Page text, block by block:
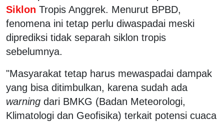
Siklon Tropis Anggrek. Menurut BPBD,
fenomena ini tetap perlu diwaspadai meski
diprediksi tidak separah siklon tropis
sebelumnya.
"Masyarakat tetap harus mewaspadai dampak
yang bisa ditimbulkan, karena sudah ada
warning ​​dari BMKG (Badan Meteorologi,
Klimatologi dan Geofisika) terkait potensi cuaca